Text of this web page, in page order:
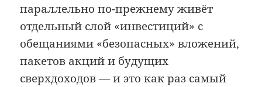
параллельно по-прежнему живёт
отдельный слой «инвестиций» с
обещаниями «безопасных» вложений,
пакетов акций и будущих
сверхдоходов — и это как раз самый